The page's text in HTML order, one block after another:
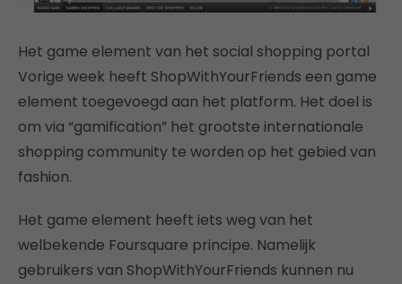
Het game element van het social shopping portal
Vorige week heeft ShopWithYourFriends een game
element toegevoegd aan het platform. Het doel is
om via “gamification” het grootste internationale
shopping community te worden op het gebied van
fashion.
Het game element heeft iets weg van het
welbekende Foursquare principe. Namelijk
gebruikers van ShopWithYourFriends kunnen nu